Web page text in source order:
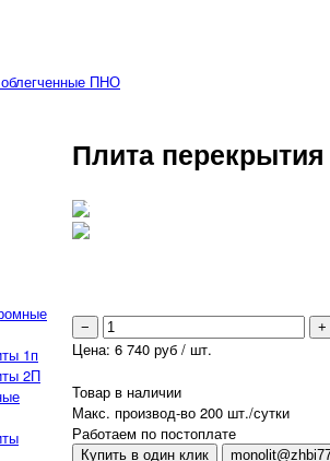
ПНО
1п
2П
Плита
− +
Цена: 6 740 руб / шт.
Товар в наличии
Макс. производ-во 200 шт./сутки
Работаем по постоплате
Купить в один клик